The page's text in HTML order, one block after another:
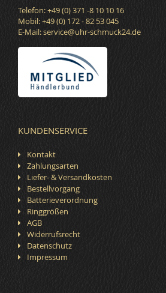
Telefon: +49 (0) 371 -8 10 10 16
Mobil: +49 (0) 172 - 82 53 045
E-Mail:service@uhr-schmuck24.de
KUNDENSERVICE
Kontakt
Zahlungsarten
Liefer- & Versandkosten
Bestellvorgang
Batterieverordnung
Ringgrößen
AGB
Widerrufsrecht
Datenschutz
Impressum